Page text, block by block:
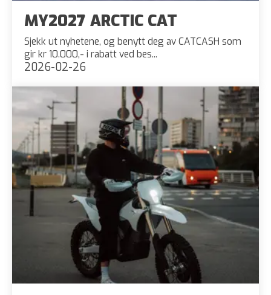
MY2027 ARCTIC CAT
Sjekk ut nyhetene, og benytt deg av CATCASH som
gir kr 10.000,- i rabatt ved bes...
2026-02-26